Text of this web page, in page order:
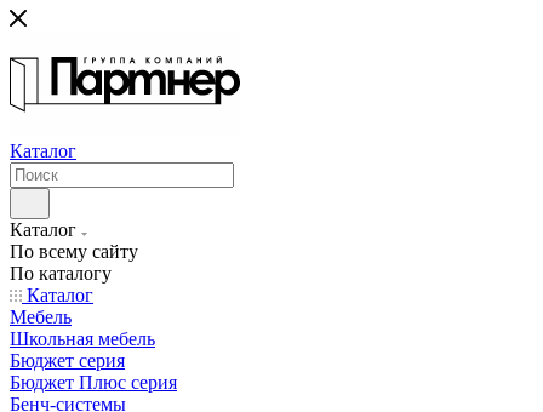
Каталог
Каталог
По всему сайту
По каталогу
Каталог
Мебель
Школьная мебель
Бюджет серия
Бюджет Плюс серия
Бенч-системы